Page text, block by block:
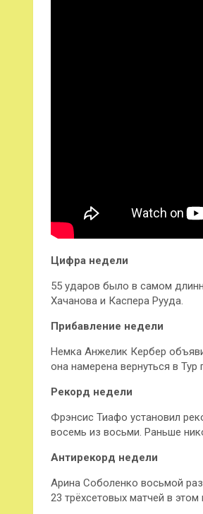
Цифра недели
55 ударов было в самом
Хачанова и Каспера Рууда.
Прибавление недели
Немка Анжелик Кербер
она намерена вернуться в
Рекорд недели
Фрэнсис Тиафо установил
восемь из восьми. Раньше
Антирекорд недели
Арина Соболенко восьмой раз
23 трёхсетовых матчей в этом